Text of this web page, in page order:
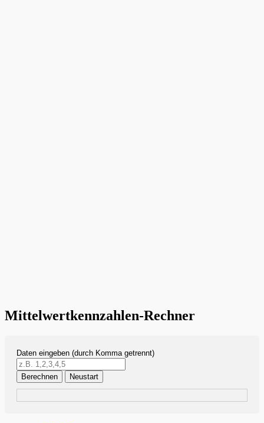
Mittelwertkennzahlen-Rechner
Daten eingeben (durch Komma getrennt)
Berechnen Neustart